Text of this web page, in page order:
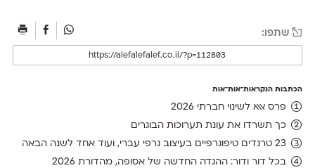
שתפו:
הכתבות הנקראות־אות־אות
פרס אאא לשינוי חברתי 2026
כך תשרדו את עונת תערוכות הבוגרים
23 טרנדים טיפוגרפיים בעיצוב גרפי עברי, ועוד אחד לשנה הבאה
בכל דור ודור: ההגדה החדשה של אסופה, מהדורת 2026